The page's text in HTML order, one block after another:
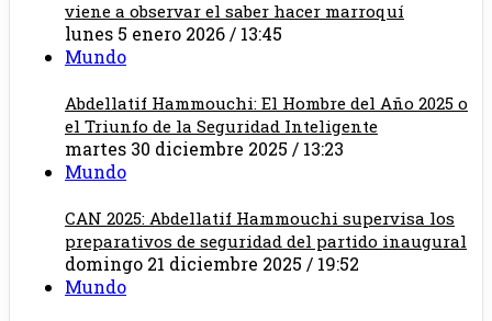
viene a observar el saber hacer marroquí
lunes 5 enero 2026 / 13:45
Mundo
Abdellatif Hammouchi: El Hombre del Año 2025 o
el Triunfo de la Seguridad Inteligente
martes 30 diciembre 2025 / 13:23
Mundo
CAN 2025: Abdellatif Hammouchi supervisa los
preparativos de seguridad del partido inaugural
domingo 21 diciembre 2025 / 19:52
Mundo